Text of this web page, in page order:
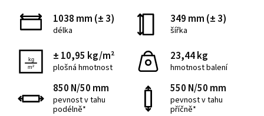
1038 mm (± 3)
délka
349 mm (± 3)
šířka
± 10,95 kg/m²
plošná hmotnost
23,44 kg
hmotnost balení
850 N/50 mm
pevnost v tahu
podélně*
550 N/50 mm
pevnost v tahu
příčně*